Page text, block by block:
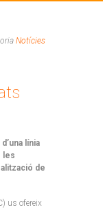
Notícies
línia
les
de
us ofereix